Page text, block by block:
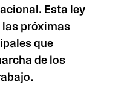
Esta ley
próximas
que
de los